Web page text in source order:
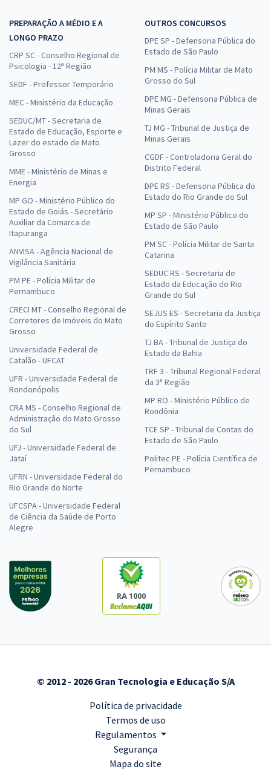
PREPARAÇÃO A MÉDIO E A
LONGO PRAZO
CRP SC - Conselho Regional de
Psicologia - 12ª Região
SEDF - Professor Temporário
MEC - Ministério da Educação
SEDUC/MT - Secretaria de
Estado de Educação, Esporte e
Lazer do estado de Mato
Grosso
MME - Ministério de Minas e
Energia
MP GO - Ministério Público do
Estado de Goiás - Secretário
Auxiliar da Comarca de
Itapuranga
ANVISA - Agência Nacional de
Vigilância Sanitária
PM PE - Polícia Militar de
Pernambuco
CRECI MT - Conselho Regional de
Corretores de Imóveis do Mato
Grosso
Universidade Federal de
Catalão - UFCAT
UFR - Universidade Federal de
Rondonópolis
CRA MS - Conselho Regional de
Administração do Mato Grosso
do Sul
UFJ - Universidade Federal de
Jataí
UFRN - Universidade Federal do
Rio Grande do Norte
UFCSPA - Universidade Federal
de Ciência da Saúde de Porto
Alegre
OUTROS CONCURSOS
DPE SP - Defensoria Pública do
Estado de São Paulo
PM MS - Polícia Militar de Mato
Grosso do Sul
DPE MG - Defensoria Pública de
Minas Gerais
TJ MG - Tribunal de Justiça de
Minas Gerais
CGDF - Controladoria Geral do
Distrito Federal
DPE RS - Defensoria Pública do
Estado do Rio Grande do Sul
MP SP - Ministério Público do
Estado de São Paulo
PM SC - Polícia Militar de Santa
Catarina
SEDUC RS - Secretaria de
Estado da Educação do Rio
Grande do Sul
SEJUS ES - Secretaria da Justiça
do Espírito Santo
TJ BA - Tribunal de Justiça do
Estado da Bahia
TRF 3 - Tribunal Regional Federal
da 3ª Região
MP RO - Ministério Público de
Rondônia
TCE SP - Tribunal de Contas do
Estado de São Paulo
Politec PE - Polícia Científica de
Pernambuco
RA 1000
© 2012 - 2026 Gran Tecnologia e Educação S/A
Política de privacidade
Termos de uso
Regulamentos
Segurança
Mapa do site